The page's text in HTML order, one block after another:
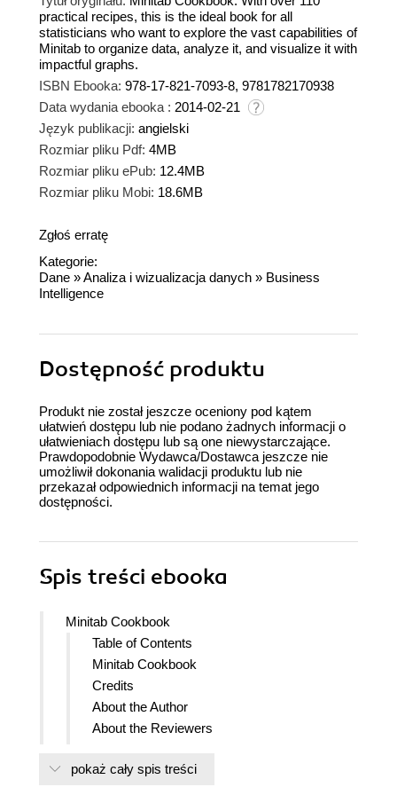
practical recipes, this is the ideal book for all
statisticians who want to explore the vast capabilities of
Minitab to organize data, analyze it, and visualize it with
impactful graphs.
ISBN Ebooka: 978-17-821-7093-8, 9781782170938
Data wydania ebooka : 2014-02-21
Język publikacji: angielski
Rozmiar pliku Pdf: 4MB
Rozmiar pliku ePub: 12.4MB
Rozmiar pliku Mobi: 18.6MB
Zgłoś erratę
Kategorie:
Dane »Analiza i wizualizacja danych » Business
Intelligence
Dostępność produktu
Produkt nie został jeszcze oceniony pod kątem
ułatwień dostępu lub nie podano żadnych informacji o
ułatwieniach dostępu lub są one niewystarczające.
Prawdopodobnie Wydawca/Dostawca jeszcze nie
umożliwił dokonania walidacji produktu lub nie
przekazał odpowiednich informacji na temat jego
dostępności.
Spis treści ebooka
Minitab Cookbook
Table of Contents
Minitab Cookbook
Credits
About the Author
About the Reviewers
Support files, eBooks, discount offers
pokaż cały spis treści